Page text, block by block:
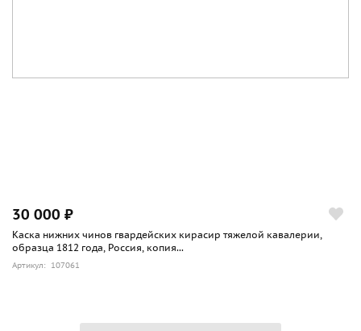
30 000 ₽
Каска нижних чинов гвардейских кирасир тяжелой кавалерии,
образца 1812 года, Россия, копия...
Артикул: 107061